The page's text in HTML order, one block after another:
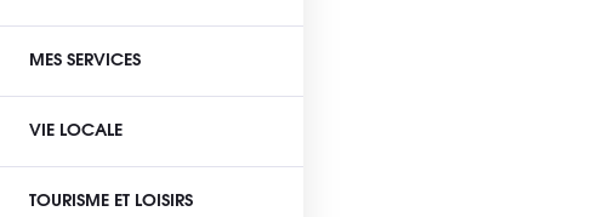
MES SERVICES
VIE LOCALE
TOURISME ET LOISIRS